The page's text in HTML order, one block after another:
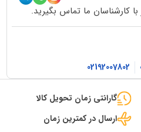
کارشناسان ما تماس بگیرید.
02192007802
گارانتی زمان تحویل کالا
ارسال در کمترین زمان